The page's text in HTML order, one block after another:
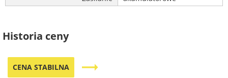
Historia ceny
CENA STABILNA trending_flat